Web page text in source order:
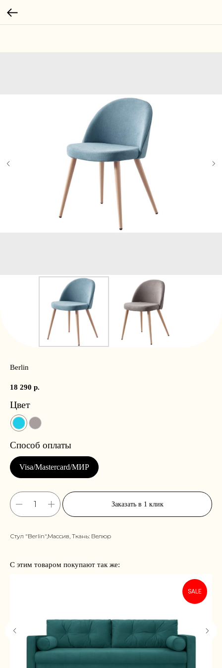
Berlin
18 290 р.
Цвет
Заказать в 1 клик
Стул "Berlin",Массив, Ткань: Велюр
С этим товаром покупают так же:
SALE